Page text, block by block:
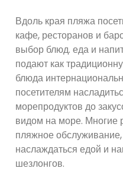
Вдоль края пляжа
кафе, ресторанов и
выбор блюд. еда и
подают как
блюда
посетителям
морепродуктов до
видом на море. Многие
пляжное обслуживание,
наслаждаться едой и
шезлонгов.